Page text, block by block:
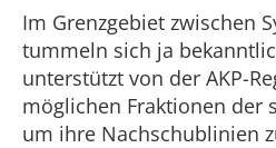
Im Grenzgebiet zwischen
tummeln sich ja
unterstützt von der AKP-
möglichen Fraktionen der
um ihre Nachschublinien